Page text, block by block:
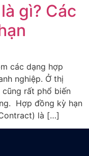
gì? Các
các dạng hợp
nghiệp. Ở thị
rất phổ biến
Hợp đồng kỳ hạn
là […]